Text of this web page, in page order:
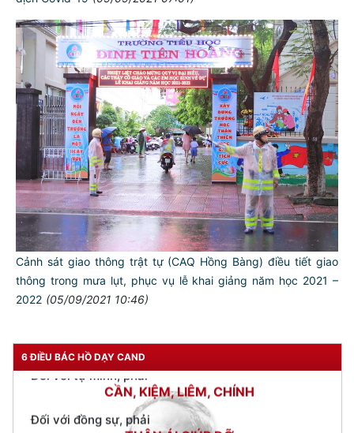
Kiểm soát trật tự an toàn giao thông gắn với phòng chống
dịch Covid-19 (09/09/2021 07:01)